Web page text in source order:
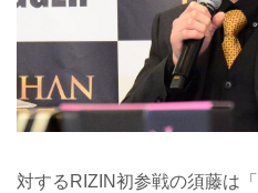
対するRIZIN初参戦の須藤は